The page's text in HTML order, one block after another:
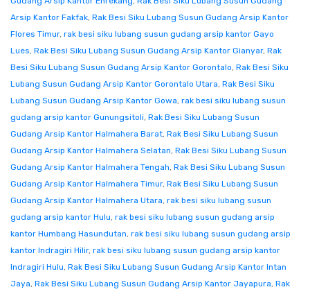
Arsip Kantor Fakfak, Rak Besi Siku Lubang Susun Gudang Arsip Kantor
Flores Timur, rak besi siku lubang susun gudang arsip kantor Gayo
Lues, Rak Besi Siku Lubang Susun Gudang Arsip Kantor Gianyar, Rak
Besi Siku Lubang Susun Gudang Arsip Kantor Gorontalo, Rak Besi Siku
Lubang Susun Gudang Arsip Kantor Gorontalo Utara, Rak Besi Siku
Lubang Susun Gudang Arsip Kantor Gowa, rak besi siku lubang susun
gudang arsip kantor Gunungsitoli, Rak Besi Siku Lubang Susun
Gudang Arsip Kantor Halmahera Barat, Rak Besi Siku Lubang Susun
Gudang Arsip Kantor Halmahera Selatan, Rak Besi Siku Lubang Susun
Gudang Arsip Kantor Halmahera Tengah, Rak Besi Siku Lubang Susun
Gudang Arsip Kantor Halmahera Timur, Rak Besi Siku Lubang Susun
Gudang Arsip Kantor Halmahera Utara, rak besi siku lubang susun
gudang arsip kantor Hulu, rak besi siku lubang susun gudang arsip
kantor Humbang Hasundutan, rak besi siku lubang susun gudang arsip
kantor Indragiri Hilir, rak besi siku lubang susun gudang arsip kantor
Indragiri Hulu, Rak Besi Siku Lubang Susun Gudang Arsip Kantor Intan
Jaya, Rak Besi Siku Lubang Susun Gudang Arsip Kantor Jayapura, Rak